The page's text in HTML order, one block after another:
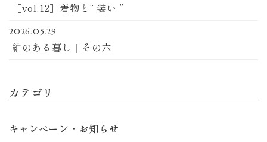
［vol.12］着物と“ 装い ”
2026.05.29
紬のある暮し｜その六
カテゴリ
キャンペーン・お知らせ